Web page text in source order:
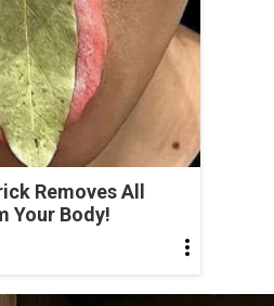
Removes All
Your Body!